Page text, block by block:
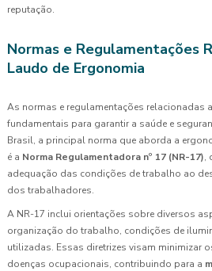
reputação.
Normas e Regulamentações
Laudo de Ergonomia
As normas e regulamentações relacionadas
fundamentais para garantir a saúde e
Brasil, a principal norma que aborda a
é a Norma Regulamentadora nº 17 (NR-17),
adequação das condições de trabalho ao
dos trabalhadores.
A NR-17 inclui orientações sobre diversos
organização do trabalho, condições de
utilizadas. Essas diretrizes visam minimizar
doenças ocupacionais, contribuindo para a